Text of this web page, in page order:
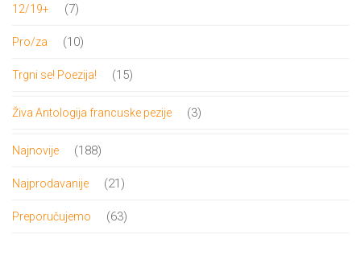
12/19+ 77
Pro/za 1010
Trgni se! Poezija! 1515
Živa Antologija francuske pezije 33
Najnovije 188188
Najprodavanije 2121
Preporučujemo 6363